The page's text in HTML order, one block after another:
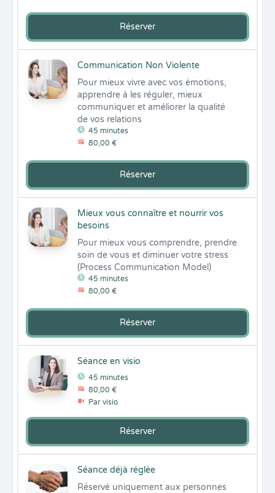
Réserver
Communication Non Violente
45 minutes
80,00 €
Pour mieux vivre avec vos émotions,
apprendre à les réguler, mieux
communiquer et améliorer la qualité
de vos relations
Réserver
Mieux vous connaître et nourrir vos
besoins
45 minutes
80,00 €
Pour mieux vous comprendre, prendre
soin de vous et diminuer votre stress
(Process Communication Model)
Réserver
Séance en visio
45 minutes
80,00 €
Par visio
Réserver
Séance déjà réglée
Réservé uniquement aux personnes